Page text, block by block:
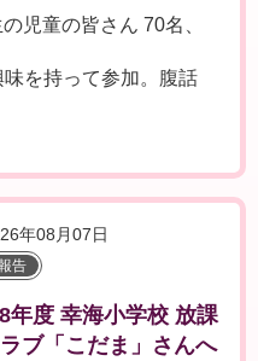
児童の皆さん 70名、
を持って参加。腹話
年08月07日
告
年度 幸海小学校 放課
ブ「こだま」さんへ